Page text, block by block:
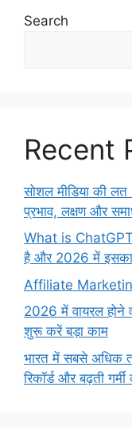
Search
Recent
सोशल मीडिया की
प्रभाव, लक्षण और
What is
है और 2026 में इसका
Affiliate
2026 में वायरल
शुरू करें बड़ा काम
भारत में सबसे अधिक
रिकॉर्ड और बढ़ती